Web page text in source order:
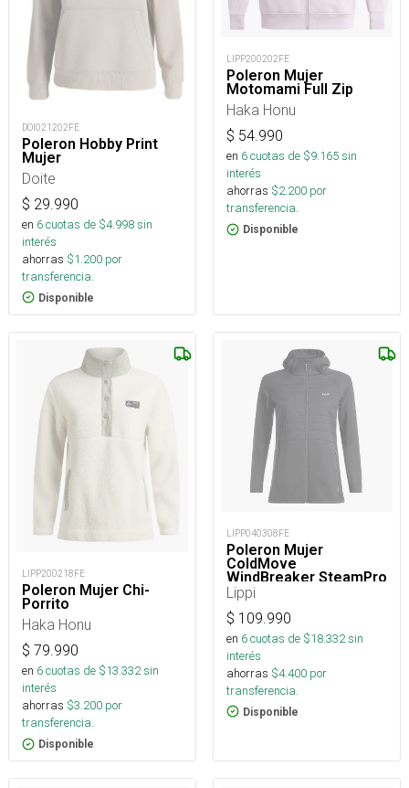
DOI021202FE
Poleron Hobby Print
Mujer
Doite
$ 29.990
en 6cuotas de $4.998sin
interés
ahorras $1.200 por
transferencia.
Disponible
LIPP200202FE
Poleron Mujer
Motomami Full Zip
Haka Honu
$ 54.990
en 6cuotas de $9.165sin
interés
ahorras $2.200 por
transferencia.
Disponible
LIPP200218FE
Poleron Mujer Chi-
Porrito
Haka Honu
$ 79.990
en 6cuotas de $13.332sin
interés
ahorras $3.200 por
transferencia.
Disponible
LIPP040308FE
Poleron Mujer
ColdMove
WindBreaker SteamPro
Hoody
Lippi
$ 109.990
en 6cuotas de $18.332sin
interés
ahorras $4.400 por
transferencia.
Disponible